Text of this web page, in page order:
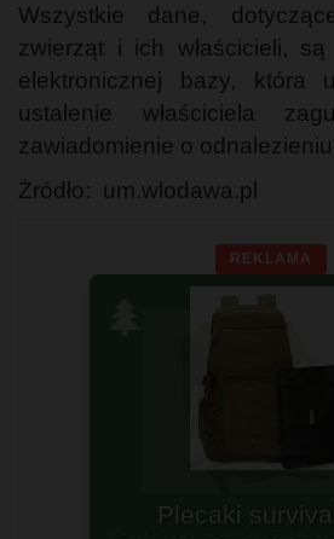
Wszystkie dane,
zwierząt i ich właścicieli,
elektronicznej bazy, która
ustalenie właściciela
zawiadomienie o
Żródło: um.wlodawa.pl
REKLAMA